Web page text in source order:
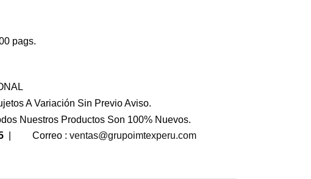
pags.
A Variación Sin Previo Aviso.
Nuestros Productos Son 100% Nuevos.
Correo : ventas@grupoimtexperu.com